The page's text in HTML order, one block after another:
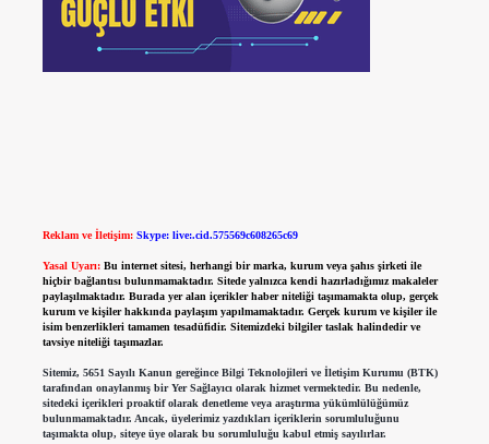
Reklam ve İletişim: Skype: live:.cid.575569c608265c69
Yasal Uyarı: Bu internet sitesi, herhangi bir marka, kurum veya şahıs şirketi ile
hiçbir bağlantısı bulunmamaktadır. Sitede yalnızca kendi hazırladığımız makaleler
paylaşılmaktadır. Burada yer alan içerikler haber niteliği taşımamakta olup, gerçek
kurum ve kişiler hakkında paylaşım yapılmamaktadır. Gerçek kurum ve kişiler ile
isim benzerlikleri tamamen tesadüfidir. Sitemizdeki bilgiler taslak halindedir ve
tavsiye niteliği taşımazlar.
Sitemiz, 5651 Sayılı Kanun gereğince Bilgi Teknolojileri ve İletişim Kurumu (BTK)
tarafından onaylanmış bir Yer Sağlayıcı olarak hizmet vermektedir. Bu nedenle,
sitedeki içerikleri proaktif olarak denetleme veya araştırma yükümlülüğümüz
bulunmamaktadır. Ancak, üyelerimiz yazdıkları içeriklerin sorumluluğunu
taşımakta olup, siteye üye olarak bu sorumluluğu kabul etmiş sayılırlar.